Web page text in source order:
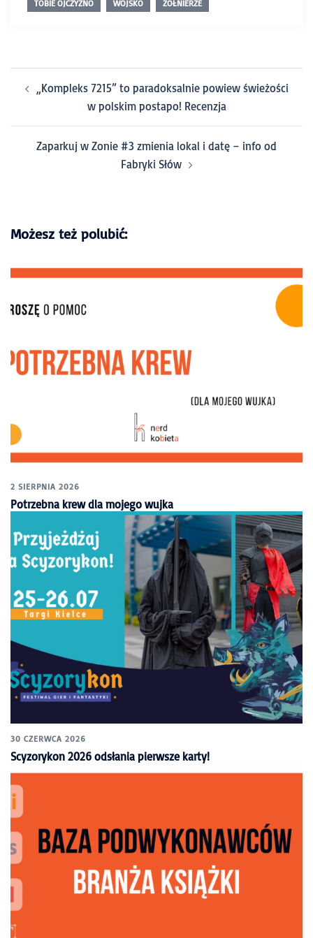
TOBIE OJCZYZNO WOJSKO ŻOŁNIERZE
„Kompleks 7215” to paradoksalnie powiew świeżości
w polskim postapo! Recenzja
Zaparkuj w Zonie #3 zmienia lokal i datę – info od
Fabryki Słów
Możesz też polubić:
2 SIERPNIA 2026
Potrzebna krew dla mojego wujka
30 CZERWCA 2026
Scyzorykon 2026 odsłania pierwsze karty!